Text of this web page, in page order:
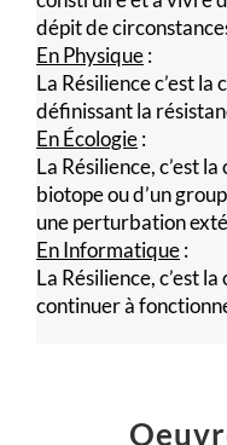
dépit de
En Physique:
La Résilience c’est
définissant la
En Écologie:
La Résilience, c’est
biotope ou d’un
une perturbation
En Informatique:
La Résilience, c’est
continuer à